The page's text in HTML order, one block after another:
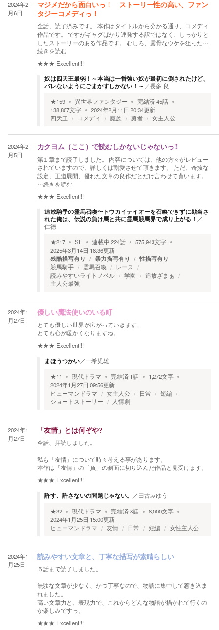
2024年2
月6日
マジメだから面白いっ！ ストーリー性の高い、ファン
タジーコメディっ！
全話、読了済みです。 本作はタイトルから分かる通り、コメディ
作品です。 ですがギャグばかり連発する訳ではなく、しっかりと
したストーリーのある作品です。 むしろ、露骨なウケを狙った…
続きを読む
★★★ Excellent!!!
奴は四天王最弱！～本当は一番強い奴が最初に倒されたけど、
バレないようにごまかすしかない！～ ／長多 良
★159 異世界ファンタジー 完結済45話
138,807文字 2024年2月11日 20:34更新
四天王
コメディ 魔族 勇者 女主人公
2024年2
月5日
カクヨム（ここ）で読むしかないじゃないっ‼
第１章まで読了しました。 内容については、他の方々がレビュー
されていますので、詳しくは割愛させて頂きます。 ただ、奇抜な
設定、王道展開、優れた文章の良作だとだけ言わせて貰います。
…続きを読む
★★★ Excellent!!!
追放騎手の霊馬召喚〜トウカイテイオーを召喚できずに勘当さ
れた俺は、伝説の負け馬と共に霊馬競馬界で成り上がる！ ／
仁徳
★217 SF 連載中 224話 575,943文字
2025年3月14日 18:36更新
残酷描写有り 暴力描写有り 性描写有り
競馬騎手 霊馬召喚
レース
読みやすいライトノベル
学園
追放ざまぁ
主人公最強
2024年1
月27日
優しい魔法使いのいる町
とても優しい世界が広がっていきます。
とても心が暖かくなりますね。
★★★ Excellent!!!
まほうつかい／一希児雄
★11 現代ドラマ 完結済 1話 1,272文字
2024年1月27日 09:56更新
ヒューマンドラマ
女主人公 日常
短編
ショートストーリー
人情劇
2024年1
月27日
「友情」とは何ぞや?
全話、拝読しました。
私も「友情」について時々考える事があります。
本作は「友情」の「負」の側面に切り込んだ作品と見受けます。
★★★ Excellent!!!
許す、許さないの問題じゃない。 ／田古みゆう
★32 現代ドラマ 完結済8話 8,000文字
2024年1月25日 15:00更新
ヒューマンドラマ
友情 日常 短編 女性主人公
2024年1
月25日
読みやすい文章と、丁寧な描写が素晴らしい
５話まで読了しました。
無駄な文章が少なく、かつ丁寧なので、物語に集中して惹き込ま
れました。
高い文章力と、表現力で、これからどんな物語が描かれて行くの
か楽しみですっ。
★★★ Excellent!!!